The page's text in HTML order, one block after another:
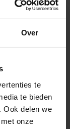
Over
te
te bieden
Ook delen we
onze
en
jouw
strategisch